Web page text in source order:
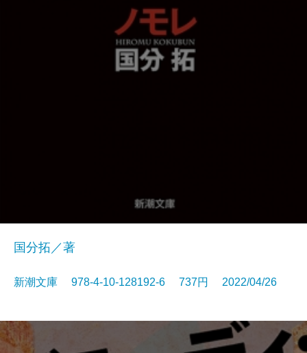
国分拓／著
新潮文庫 978-4-10-128192-6 737円 2022/04/26